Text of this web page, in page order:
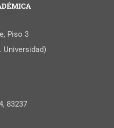
Piso 3
Universidad)
83237